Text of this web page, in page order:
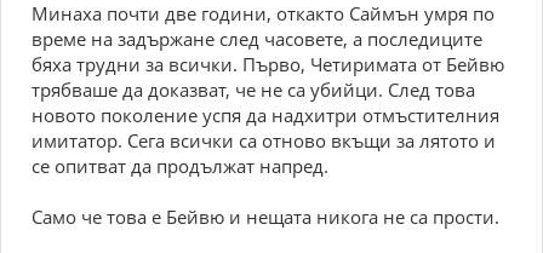
Минаха почти две години, откакто Саймън умря по
време на задържане след часовете, а последиците
бяха трудни за всички. Първо, Четиримата от Бейвю
трябваше да доказват, че не са убийци. След това
новото поколение успя да надхитри отмъстителния
имитатор. Сега всички са отново вкъщи за лятото и
се опитват да продължат напред.
Само че това е Бейвю и нещата никога не са прости.